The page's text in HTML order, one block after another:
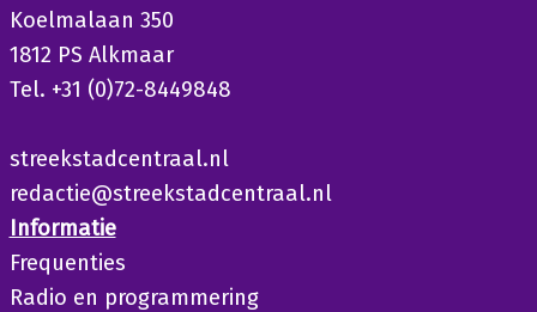
Koelmalaan 350
1812 PS Alkmaar
Tel. +31 (0)72-8449848
streekstadcentraal.nl
redactie@streekstadcentraal.nl
Informatie
Frequenties
Radio en programmering